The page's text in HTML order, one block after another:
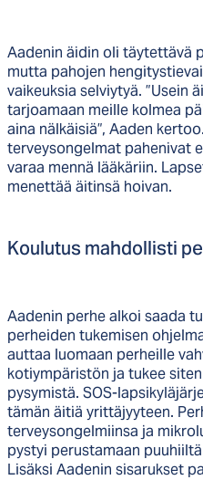
Aadenin äidin oli täytettävä
mutta pahojen
vaikeuksia selviytyä. ”Usein
tarjoamaan meille kolmea
aina nälkäisiä”, Aaden
terveysongelmat pahenivat
varaa mennä lääkäriin.
menettää äitinsä hoivan.
Kou­lu­tus mah­dol­lis­ti
Aadenin perhe alkoi saada
perheiden tukemisen
auttaa luomaan perheille
kotiympäristön ja tukee
pysymistä. SOS-
tämän äitiä yrittäjyyteen.
terveysongelmiinsa ja
pystyi perustamaan
Lisäksi Aadenin sisarukset